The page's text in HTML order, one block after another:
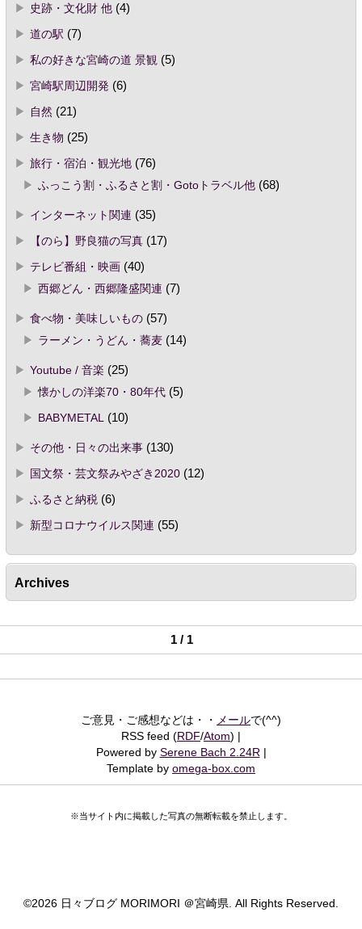
史跡・文化財 他(4)
道の駅 (7)
私の好きな宮崎の道 景観 (5)
宮崎駅周辺開発(6)
自然 (21)
生き物 (25)
旅行・宿泊・観光地(76)
ふっこう割・ふるさと割・Gotoトラベル他(68)
インターネット関連 (35)
【のら】野良猫の写真(17)
テレビ番組・映画(40)
西郷どん・西郷隆盛関連 (7)
食べ物・美味しいもの(57)
ラーメン・うどん・蕎麦(14)
Youtube / 音楽 (25)
懐かしの洋楽70・80年代(5)
BABYMETAL
(10)
その他・日々の出来事(130)
国文祭・芸文祭みやざき2020(12)
ふるさと納税(6)
新型コロナウイルス関連 (55)
Archives
1 / 1
ご意見・ご感想などは・・ メールで(^^)
RSS feed (RDF/Atom)
Powered by Serene Bach 2.24R
Template by omega-box.com
※当サイト内に掲載した写真の無断転載を禁止します。
©2026 日々ブログ MORIMORI ＠宮崎県. All Rights Reserved.